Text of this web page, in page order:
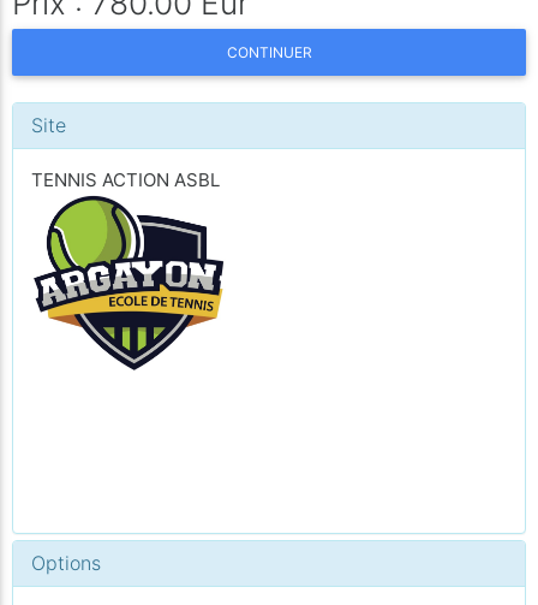
CONTINUER
Site
TENNIS ACTION ASBL
Options